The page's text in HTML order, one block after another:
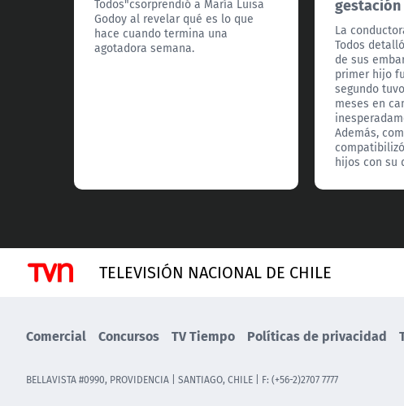
Todos"csorprendió a María Luisa
Godoy al revelar qué es lo que
hace cuando termina una
agotadora semana.
gestación
La
Todos
de sus
primer hijo
segundo
meses en
Además,
hijos con su
TELEVISIÓN NACIONAL DE CHILE
Comercial Concursos TV Tiempo Políticas de privacidad
BELLAVISTA #0990, PROVIDENCIA | SANTIAGO, CHILE | F: (+56-2)2707 7777